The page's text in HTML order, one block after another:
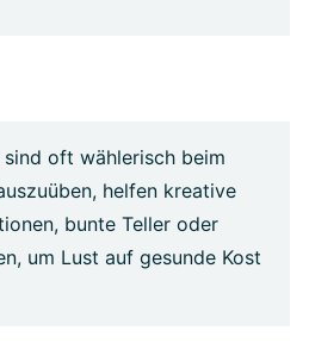
sind oft wählerisch beim
helfen kreative
bunte Teller oder
um Lust auf gesunde Kost